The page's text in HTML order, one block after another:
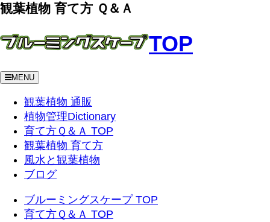
観葉植物 育て方 Ｑ＆Ａ
TOP
MENU
観葉植物 通販
植物管理Dictionary
育て方Ｑ＆Ａ TOP
観葉植物 育て方
風水と観葉植物
ブログ
ブルーミングスケープ TOP
育て方Ｑ＆Ａ TOP